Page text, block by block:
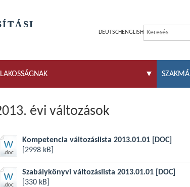
DEUTSCH ENGLISH
LAKOSSÁGNAK
évi változások
Kompetencia változáslista 2013.01.01
[DOC]
[2998 kB]
Szabálykönyvi változáslista 2013.01.01
[DOC]
[330 kB]